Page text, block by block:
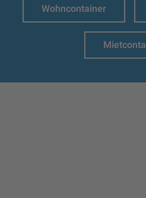
Wohncontainer